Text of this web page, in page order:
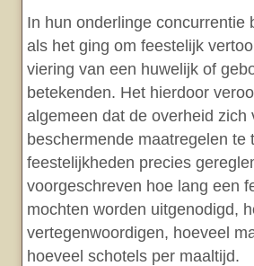
In hun onderlinge concurrentie
als het ging om feestelijk
viering van een huwelijk of
betekenden. Het hierdoor
algemeen dat de overheid
beschermende maatregelen
feestelijkheden precies
voorgeschreven hoe lang een
mochten worden uitgenodigd,
vertegenwoordigen, hoeveel
hoeveel schotels per maaltijd.